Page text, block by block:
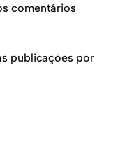
comentários
publicações por